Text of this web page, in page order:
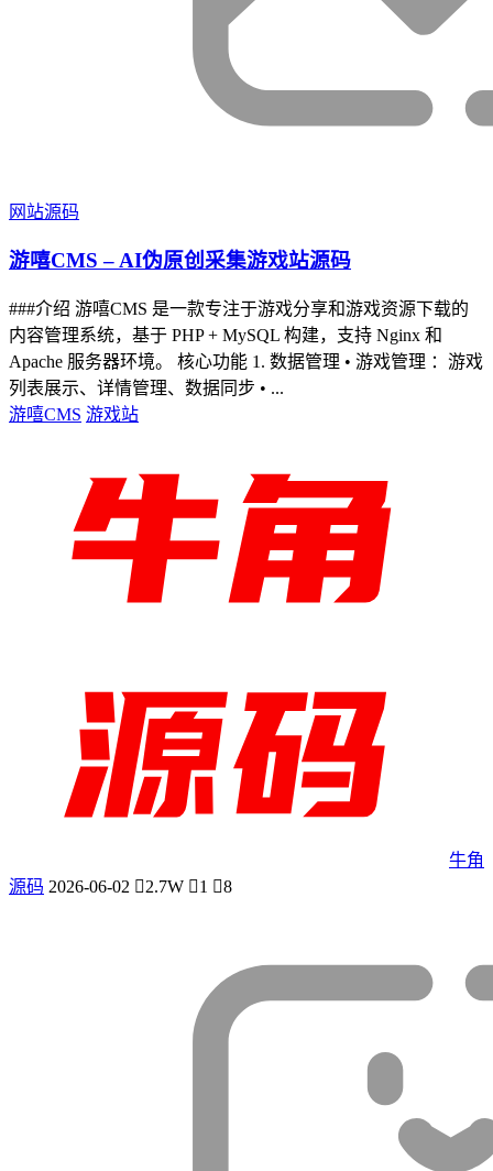
网站源码
游嘻CMS – AI伪原创采集游戏站源码
###介绍 游嘻CMS 是一款专注于游戏分享和游戏资源下载的
内容管理系统，基于 PHP + MySQL 构建，支持 Nginx 和
Apache 服务器环境。 核心功能 1. 数据管理 • 游戏管理 ：游戏
列表展示、详情管理、数据同步 • ...
游嘻CMS 游戏站
牛角
源码 2026-06-02 2.7W 1 8